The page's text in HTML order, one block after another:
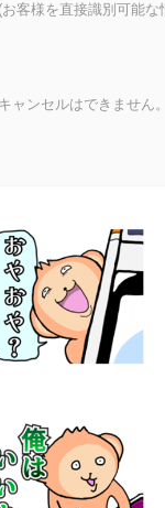
客様を直接識別可能な
ャンセルはできません。